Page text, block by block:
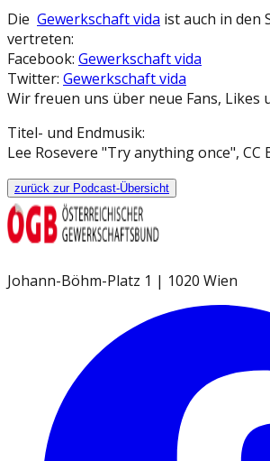
Die Gewerkschaft vida ist auch in den
vertreten:
Facebook: Gewerkschaft vida
Twitter: Gewerkschaft vida
Wir freuen uns über neue Fans, Likes
Titel- und Endmusik:
Lee Rosevere "Try anything once", CC
zurück zur Podcast-Übersicht
Johann-Böhm-Platz 1 | 1020 Wien